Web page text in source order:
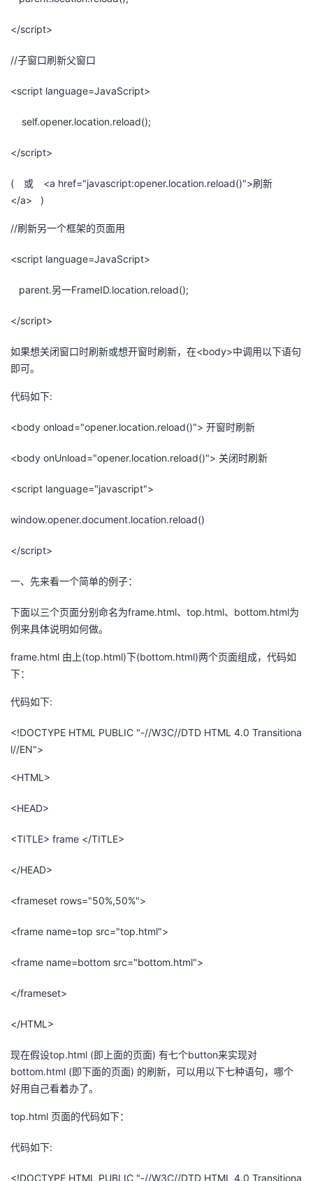
</script>
//子窗口刷新父窗口
<script language=JavaScript>
self.opener.location.reload();
</script>
( 或 <a href="javascript:opener.location.reload()">刷新
</a> )
//刷新另一个框架的页面用
<script language=JavaScript>
parent.另一FrameID.location.reload();
</script>
如果想关闭窗口时刷新或想开窗时刷新，在<body>中调用以下语句
即可。
代码如下:
<body οnlοad="opener.location.reload()"> 开窗时刷新
<body onUnload="opener.location.reload()"> 关闭时刷新
<script language="javascript">
window.opener.document.location.reload()
</script>
一、先来看一个简单的例子：
下面以三个页面分别命名为frame.html、top.html、bottom.html为
例来具体说明如何做。
frame.html 由上(top.html)下(bottom.html)两个页面组成，代码如
下：
代码如下:
<!DOCTYPE HTML PUBLIC "-//W3C//DTD HTML 4.0 Transitiona
l//EN">
<HTML>
<HEAD>
<TITLE> frame </TITLE>
</HEAD>
<frameset rows="50%,50%">
<frame name=top src="top.html">
<frame name=bottom src="bottom.html">
</frameset>
</HTML>
现在假设top.html (即上面的页面) 有七个button来实现对
bottom.html (即下面的页面) 的刷新，可以用以下七种语句，哪个
好用自己看着办了。
top.html 页面的代码如下：
代码如下:
<!DOCTYPE HTML PUBLIC "-//W3C//DTD HTML 4.0 Transitiona